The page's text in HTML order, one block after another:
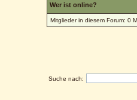
Wer ist online?
Mitglieder in diesem Forum: 0
Suche nach: